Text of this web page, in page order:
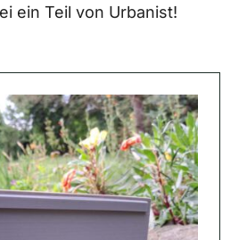
ein Teil von Urbanist!